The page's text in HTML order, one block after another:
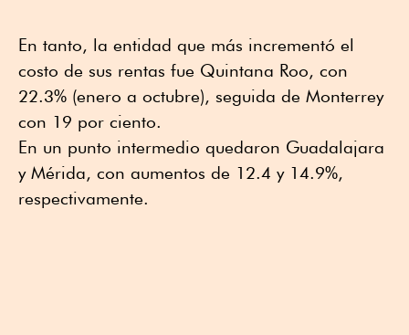
En tanto, la entidad que más incrementó el
costo de sus rentas fue Quintana Roo, con
22.3% (enero a octubre), seguida de Monterrey
con 19 por ciento.
En un punto intermedio quedaron Guadalajara
y Mérida, con aumentos de 12.4 y 14.9%,
respectivamente.